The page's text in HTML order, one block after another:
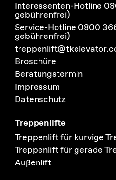
Interessenten-Hotline
gebührenfrei)
Service-Hotline 0800
gebührenfrei)
Broschüre
Beratungstermin
Impressum
Datenschutz
Treppenlifte
Treppenlift für kurvige
Treppenlift für gerade
Außenlift